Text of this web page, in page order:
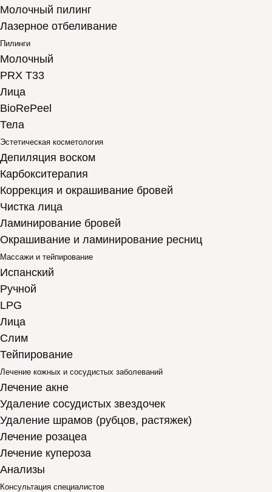
Молочный пилинг
Лазерное отбеливание
Пилинги
Молочный
PRX T33
Лица
BioRePeel
Тела
Эстетическая косметология
Депиляция воском
Карбокситерапия
Коррекция и окрашивание бровей
Чистка лица
Ламинирование бровей
Окрашивание и ламинирование ресниц
Массажи и тейпирование
Испанский
Ручной
LPG
Лица
Слим
Тейпирование
Лечение кожных и сосудистых заболеваний
Лечение акне
Удаление сосудистых звездочек
Удаление шрамов (рубцов, растяжек)
Лечение розацеа
Лечение купероза
Анализы
Консультация специалистов